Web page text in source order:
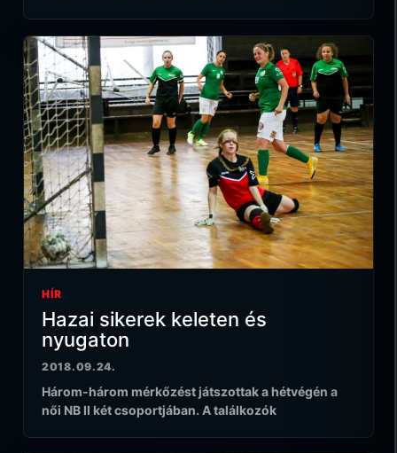
HÍR
Hazai sikerek keleten és
nyugaton
2018.09.24.
Három-három mérkőzést játszottak a hétvégén a
női NB II két csoportjában. A találkozók